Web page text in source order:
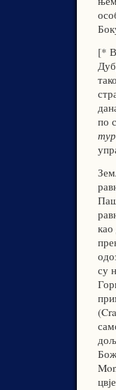
[*
по
су